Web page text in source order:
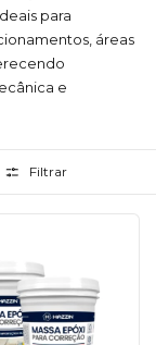
para
áreas
e
Filtrar